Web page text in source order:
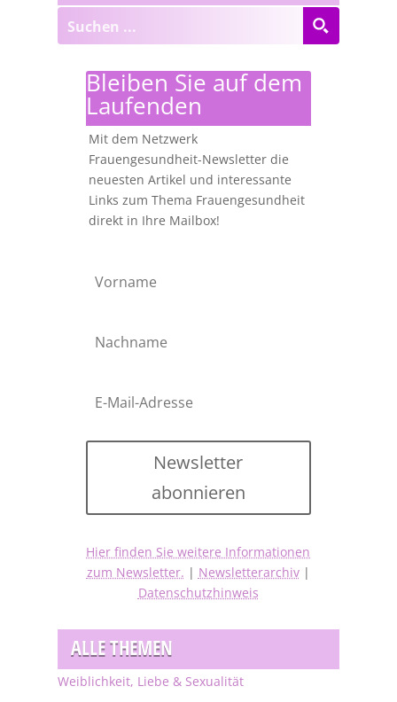
Bleiben Sie auf dem
Laufenden
Mit dem Netzwerk
Frauengesundheit-Newsletter die
neuesten Artikel und interessante
Links zum Thema Frauengesundheit
direkt in Ihre Mailbox!
Newsletter
abonnieren
Hier finden Sie weitere Informationen
zum Newsletter. | Newsletterarchiv|
Datenschutzhinweis
ALLE THEMEN
Weiblichkeit, Liebe & Sexualität